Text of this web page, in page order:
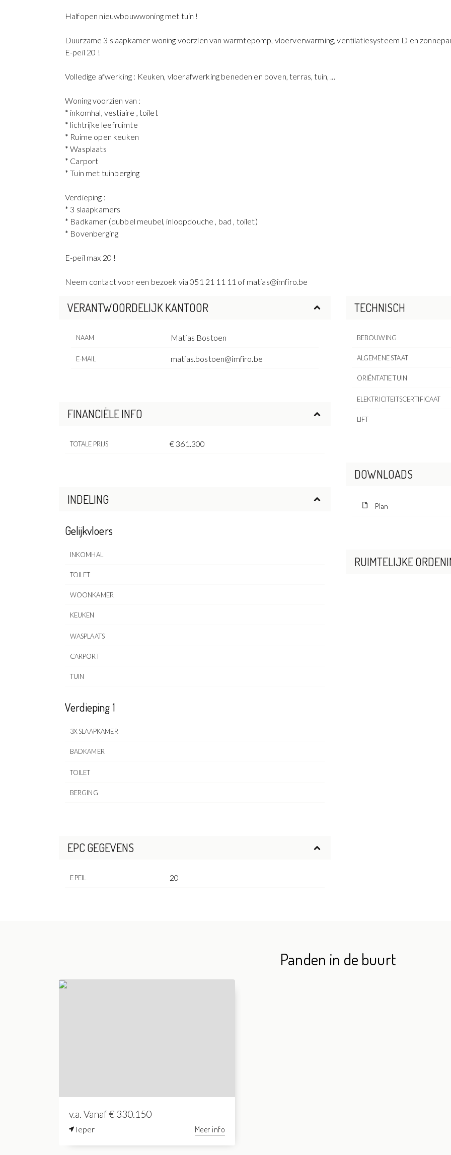
Halfopen nieuwbouwwoning met tuin !
Duurzame 3 slaapkamer woning voorzien van warmtepomp, vloerverwarming, ventilatiesysteem D en
E-peil 20 !
Volledige afwerking : Keuken, vloerafwerking beneden en boven, terras, tuin, ...
Woning voorzien van :
* inkomhal, vestiaire , toilet
* lichtrijke leefruimte
* Ruime open keuken
* Wasplaats
* Carport
* Tuin met tuinberging
Verdieping :
* 3 slaapkamers
* Badkamer (dubbel meubel, inloopdouche , bad , toilet)
* Bovenberging
E-peil max 20 !
Neem contact voor een bezoek via 051 21 11 11 of matias@imfiro.be
VERANTWOORDELIJK KANTOOR
NAAM Matias Bostoen
E-MAIL matias.bostoen@imfiro.be
FINANCIËLE INFO
TOTALE PRIJS € 361.300
INDELING
Gelijkvloers
INKOMHAL
TOILET
WOONKAMER
KEUKEN
WASPLAATS
CARPORT
TUIN
Verdieping 1
3X SLAAPKAMER
BADKAMER
TOILET
BERGING
EPC GEGEVENS
E PEIL 20
TECHNISCH
BEBOUWING
ALGEMENE STAAT
ORIËNTATIE TUIN
ELEKTRICITEITSCERTIFICAAT
LIFT
DOWNLOADS
Plan
RUIMTELIJKE
Panden in de buurt
v.a. Vanaf € 330.150
Ieper Meer info